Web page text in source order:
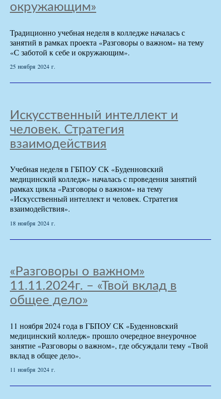
окружающим»
Традиционно учебная неделя в колледже началась с
занятий в рамках проекта «Разговоры о важном» на тему
«С заботой к себе и окружающим».
25 ноября 2024 г.
Искусственный интеллект и
человек. Стратегия
взаимодействия
Учебная неделя в ГБПОУ СК «Буденновский
медицинский колледж» началась с проведения занятий
рамках цикла «Разговоры о важном» на тему
«Искусственный интеллект и человек. Стратегия
взаимодействия».
18 ноября 2024 г.
«Разговоры о важном»
11.11.2024г. – «Твой вклад в
общее дело»
11 ноября 2024 года в ГБПОУ СК «Буденновский
медицинский колледж» прошло очередное внеурочное
занятие «Разговоры о важном», где обсуждали тему «Твой
вклад в общее дело».
11 ноября 2024 г.